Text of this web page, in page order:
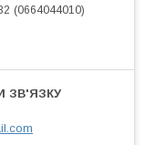
0664044010